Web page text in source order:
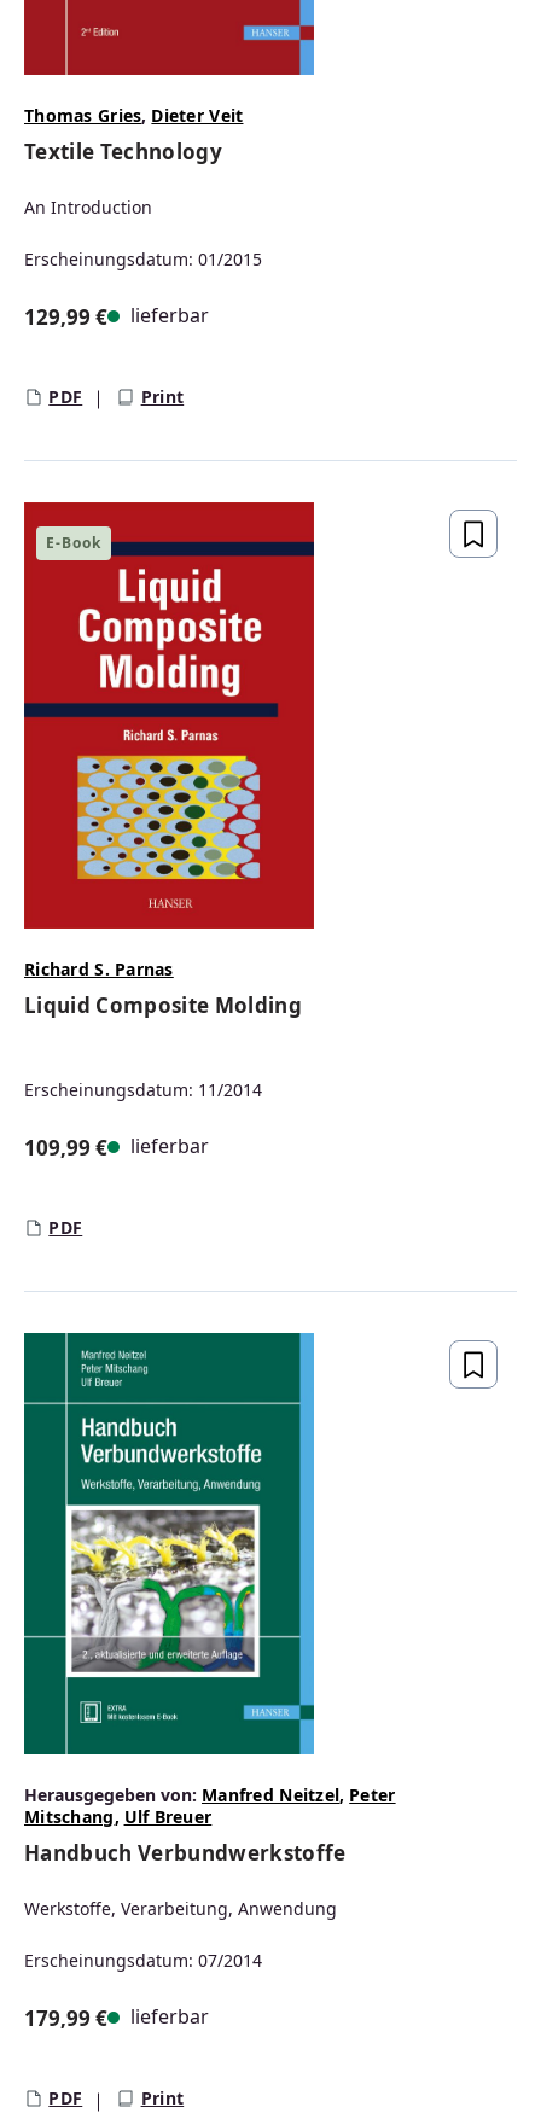
Thomas Gries, Dieter Veit
Textile Technology
An Introduction
Erscheinungsdatum: 01/2015
129,99 € lieferbar
PDF Print
E-Book
Richard S. Parnas
Liquid Composite Molding
Erscheinungsdatum: 11/2014
109,99 € lieferbar
PDF
Herausgegeben von: Manfred Neitzel, Peter
Mitschang, Ulf Breuer
Handbuch Verbundwerkstoffe
Werkstoffe, Verarbeitung, Anwendung
Erscheinungsdatum: 07/2014
179,99 € lieferbar
PDF Print